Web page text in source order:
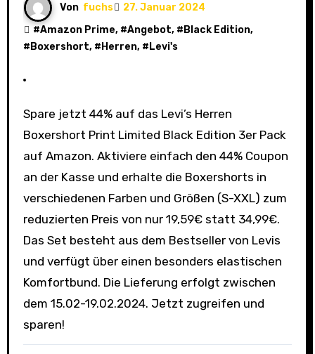
Von fuchs
27. Januar 2024
#Amazon Prime, #Angebot, # Black Edition,
# Boxershort, # Herren, # Levi's
Spare jetzt 44% auf das Levi’s Herren
Boxershort Print Limited Black Edition 3er Pack
auf Amazon. Aktiviere einfach den 44% Coupon
an der Kasse und erhalte die Boxershorts in
verschiedenen Farben und Größen (S-XXL) zum
reduzierten Preis von nur 19,59€ statt 34,99€.
Das Set besteht aus dem Bestseller von Levis
und verfügt über einen besonders elastischen
Komfortbund. Die Lieferung erfolgt zwischen
dem 15.02-19.02.2024. Jetzt zugreifen und
sparen!